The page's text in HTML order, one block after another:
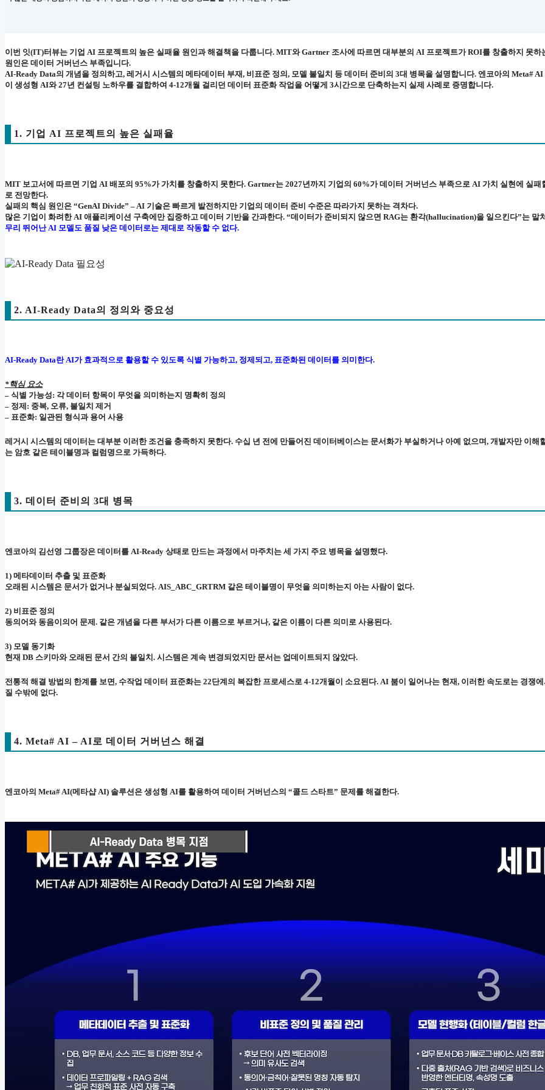
이번 잇(IT)터뷰는 기업 AI 프로젝트의 높은 실패율 원인과 해결책을 다룹니다. MIT와 Gartner 조사에 따르면 대부분의 AI 프로젝트가 ROI를 창출하지 못하
원인은 데이터 거버넌스 부족입니다.
AI-Ready Data의 개념을 정의하고, 레거시 시스템의 메타데이터 부재, 비표준 정의, 모델 불일치 등 데이터 준비의 3대 병목을 설명합니다. 엔코아의 Meta#
이 생성형 AI와 27년 컨설팅 노하우를 결합하여 4-12개월 걸리던 데이터 표준화 작업을 어떻게 3시간으로 단축하는지 실제 사례로 증명합니다.
1. 기업 AI 프로젝트의 높은 실패율
MIT 보고서에 따르면 기업 AI 배포의 95%가 가치를 창출하지 못한다. Gartner는 2027년까지 기업의 60%가 데이터 거버넌스 부족으로 AI 가치 실현에 실패
로 전망한다.
실패의 핵심 원인은 “GenAI Divide” – AI 기술은 빠르게 발전하지만 기업의 데이터 준비 수준은 따라가지 못하는 격차다.
많은 기업이 화려한 AI 애플리케이션 구축에만 집중하고 데이터 기반을 간과한다. “데이터가 준비되지 않으면 RAG는 환각(hallucination)을 일으킨다”는 말
무리 뛰어난 AI 모델도 품질 낮은 데이터로는 제대로 작동할 수 없다.
2. AI-Ready Data의 정의와 중요성
AI-Ready Data란 AI가 효과적으로 활용할 수 있도록 식별 가능하고, 정제되고, 표준화된 데이터를 의미한다.
*핵심 요소
– 식별 가능성: 각 데이터 항목이 무엇을 의미하는지 명확히 정의
– 정제: 중복, 오류, 불일치 제거
– 표준화: 일관된 형식과 용어 사용
레거시 시스템의 데이터는 대부분 이러한 조건을 충족하지 못한다. 수십 년 전에 만들어진 데이터베이스는 문서화가 부실하거나 아예 없으며, 개발자만 이해
는 암호 같은 테이블명과 컬럼명으로 가득하다.
3. 데이터 준비의 3대 병목
엔코아의 김선영 그룹장은 데이터를 AI-Ready 상태로 만드는 과정에서 마주치는 세 가지 주요 병목을 설명했다.
1) 메타데이터 추출 및 표준화
오래된 시스템은 문서가 없거나 분실되었다. AIS_ABC_GRTRM 같은 테이블명이 무엇을 의미하는지 아는 사람이 없다.
2) 비표준 정의
동의어와 동음이의어 문제. 같은 개념을 다른 부서가 다른 이름으로 부르거나, 같은 이름이 다른 의미로 사용된다.
3) 모델 동기화
현재 DB 스키마와 오래된 문서 간의 불일치. 시스템은 계속 변경되었지만 문서는 업데이트되지 않았다.
전통적 해결 방법의 한계를 보면, 수작업 데이터 표준화는 22단계의 복잡한 프로세스로 4-12개월이 소요된다. AI 붐이 일어나는 현재, 이러한 속도로는 경쟁
질 수밖에 없다.
4. Meta# AI – AI로 데이터 거버넌스 해결
엔코아의 Meta# AI(메타샵 AI) 솔루션은 생성형 AI를 활용하여 데이터 거버넌스의 “콜드 스타트” 문제를 해결한다.